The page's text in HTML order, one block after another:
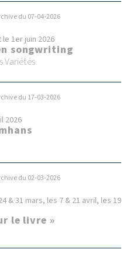
du 07‑04‑2026
1er juin 2026
songwriting
Variétés
du 17‑03‑2026
2026
du 02‑03‑2026
& 31 mars, les 7 & 21 avril, les 19
le livre »